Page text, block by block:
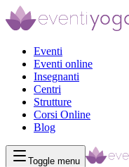
Eventi
Eventi online
Insegnanti
Centri
Strutture
Corsi Online
Blog
Toggle menu